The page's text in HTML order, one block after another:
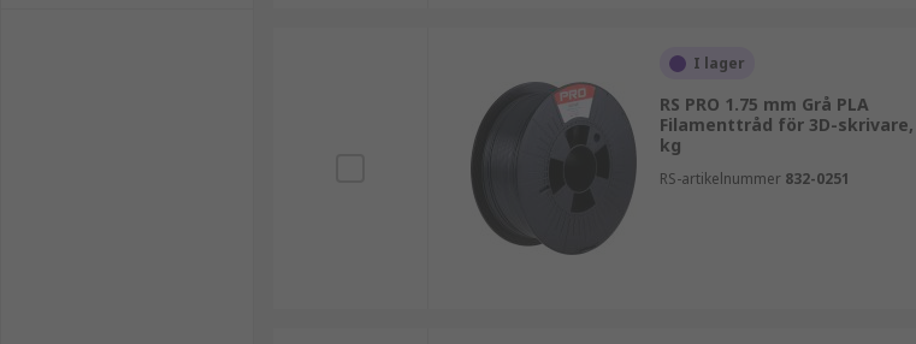
I lager
RS PRO 1.75 mm Grå PLA
Filamenttråd för 3D-skrivare,
kg
RS-artikelnummer 832-0251